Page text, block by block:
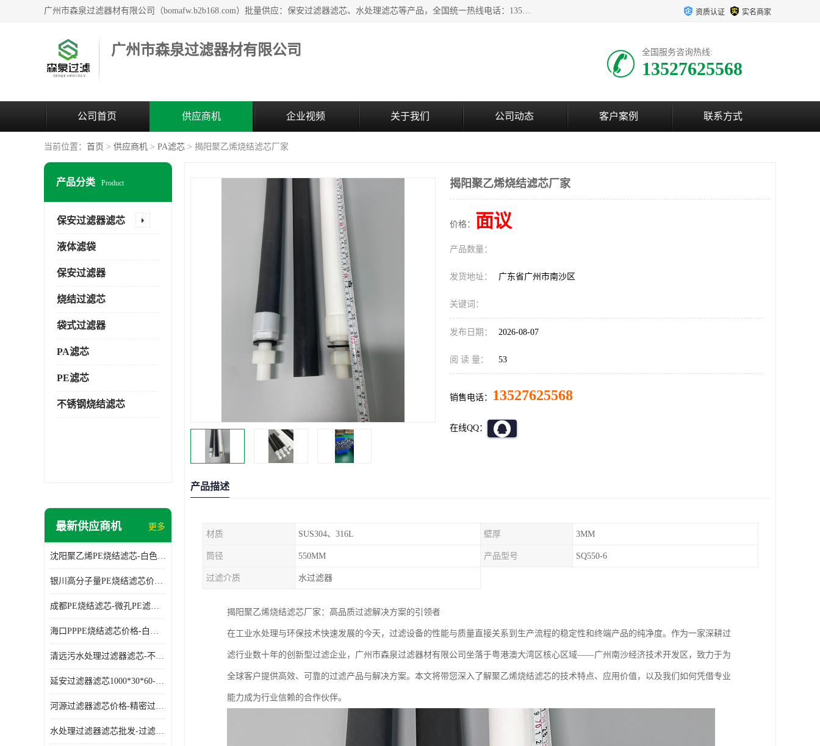
广州市森泉过滤器材有限公司（bomafw.b2b168.com）批量供应：保安过滤器滤芯、水处理滤芯等产品，全国统一热线电话：13527625568。广州市森泉过滤器材有限公司数十年专注于水处理过滤设备的工作，积累了丰富的经验，取得了行业的业绩和成果。 资质认证 实名商家
广州市森泉过滤器材有限公司 全国服务咨询热线:
13527625568
公司首页 供应商机 企业视频 关于我们 公司动态 客户案例 联系方式
当前位置： 首页 > 供应商机 > PA滤芯 > 揭阳聚乙烯烧结滤芯厂家
产品分类 Product
保安过滤器滤芯
液体滤袋
保安过滤器
烧结过滤芯
袋式过滤器
PA滤芯
PE滤芯
不锈钢烧结滤芯
最新供应商机 更多
沈阳聚乙烯PE烧结滤芯-白色PE滤芯-使用寿命长
银川高分子量PE烧结滤芯价格-过滤器PE滤芯-高流通能力
成都PE烧结滤芯-微孔PE滤芯-拆洗方便
海口PPPE烧结滤芯价格-白色PE滤芯-各种规格定制
清远污水处理过滤器滤芯-不锈钢过滤器-欢迎来电咨询
延安过滤器滤芯1000*30*60-水过滤筒-型号齐全
河源过滤器滤芯价格-精密过滤器-大流量滤芯
水处理过滤器滤芯批发-过滤器水过滤-节能环保
揭阳聚乙烯烧结滤芯厂家
价格： 面议
产品数量：
发货地址： 广东省广州市南沙区
关键词：
发布日期： 2026-08-07
阅 读 量： 53
销售电话： 13527625568
在线QQ：
产品描述
材质 SUS304、316L 壁厚 3MM
筒径 550MM 产品型号 SQ550-6
过滤介质 水过滤器
揭阳聚乙烯烧结滤芯厂家：高品质过滤解决方案的引领者
在工业水处理与环保技术快速发展的今天，过滤设备的性能与质量直接关系到生产流程的稳定性和终端产品的纯净度。作为一家深耕过
滤行业数十年的创新型过滤企业，广州市森泉过滤器材有限公司坐落于粤港澳大湾区核心区域——广州南沙经济技术开发区，致力于为
全球客户提供高效、可靠的过滤产品与解决方案。本文将带您深入了解聚乙烯烧结滤芯的技术特点、应用价值，以及我们如何凭借专业
能力成为行业信赖的合作伙伴。